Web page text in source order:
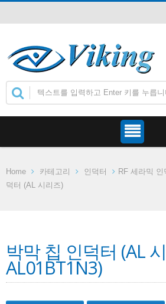
Home 카테고리 인덕터 RF 세라믹 인
덕터 (AL 시리즈)
박막 칩 인덕터 (AL
AL01BT1N3)